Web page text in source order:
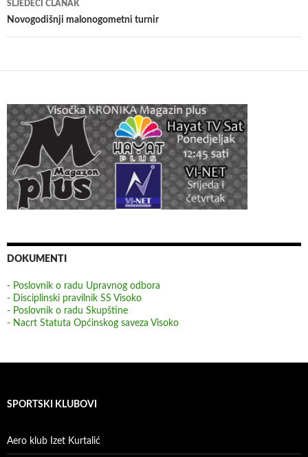
SLJEDEĆI ČLANAK
Novogodišnji malonogometni turnir
DOKUMENTI
- Poslovnik o radu Upravnog odbora
- Disciplinski pravilnik SS Visoko
- Poslovnik o radu Skupštine
- Nacrt Statuta Općinskog saveza Visoko
SPORTSKI KLUBOVI
Aero klub Izet Kurtalić